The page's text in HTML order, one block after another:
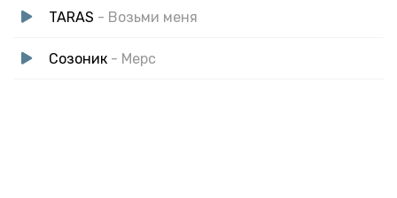
TARAS - Возьми меня
Созоник - Мерс